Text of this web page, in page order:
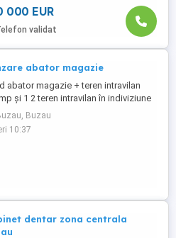
000 EUR
validat
abator magazie
abator magazie + teren intravilan
și 1 2 teren intravilan în indiviziune
in orașul Buzău, strada Bucegi
la prețul de 339.926 ron, prin
judecătoresc.Contact creditor: .
Buzau
10:37
dentar zona centrala